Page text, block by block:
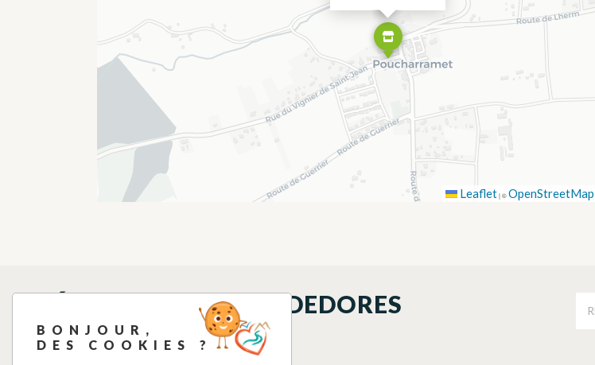
Leaflet |©OpenStreetMap
QUÉ VER EN LOS ALREDEDORES
BONJOUR,
DES COOKIES ?